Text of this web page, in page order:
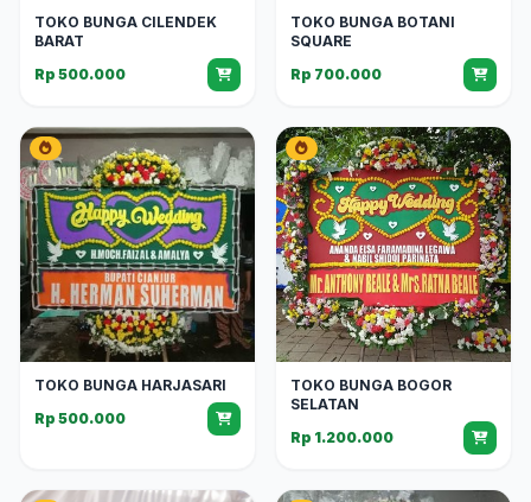
TOKO BUNGA CILENDEK
BARAT
Rp 500.000
TOKO BUNGA BOTANI
SQUARE
Rp 700.000
TOKO BUNGA HARJASARI
Rp 500.000
TOKO BUNGA BOGOR
SELATAN
Rp 1.200.000